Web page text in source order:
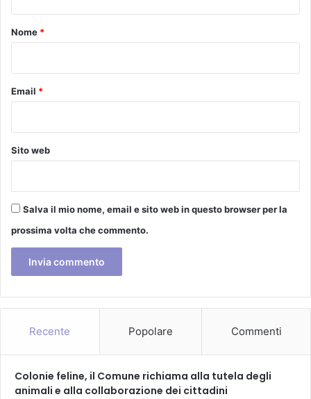
i
v
o
p
r
i
a
r
a
d
a
n
0
2
o
Nome *
Email *
Sito web
Salva il mio nome, email e sito web in questo browser per la
prossima volta che commento.
Recente Popolare Commenti
Colonie feline, il Comune richiama alla tutela degli
animali e alla collaborazione dei cittadini